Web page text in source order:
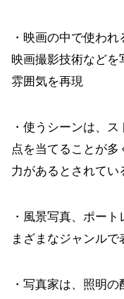
・映画の中で使わ
映画撮影技術などを
雰囲気を再現
・使うシーンは、
点を当てることが
力があるとされてい
・風景写真、ポー
まざまなジャンル
・写真家は、照明